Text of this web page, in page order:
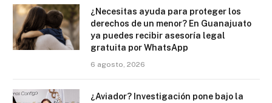
¿Necesitas ayuda para proteger los
derechos de un menor? En Guanajuato
ya puedes recibir asesoría legal
gratuita por WhatsApp
6 agosto, 2026
¿Aviador? Investigación pone bajo la